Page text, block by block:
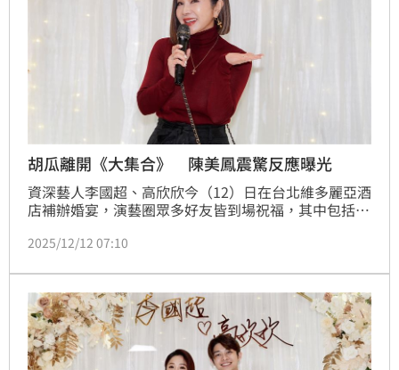
胡瓜離開《大集合》 陳美鳳震驚反應曝光
資深藝人李國超、高欣欣今（12）日在台北維多麗亞酒
店補辦婚宴，演藝圈眾多好友皆到場祝福，其中包括資
妻本來就沒有血緣，卻是彼此陪伴最久的人。找到一個
氣滿是替新人開心。
2025/12/12 07:10